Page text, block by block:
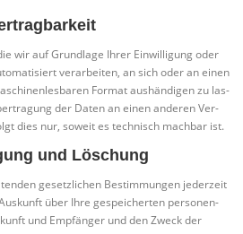
wir auf Grund­la­ge Ihrer Ein­wil­li­gung oder
ver­ar­bei­ten, an sich oder an einen
For­mat aus­hän­di­gen zu las­
der Daten an einen ande­ren Ver­
dies nur, soweit es tech­nisch mach­bar ist.
und Löschung
gesetz­li­chen Bestim­mun­gen jeder­zeit
über Ihre gespei­cher­ten per­so­nen­
und Emp­fän­ger und den Zweck der